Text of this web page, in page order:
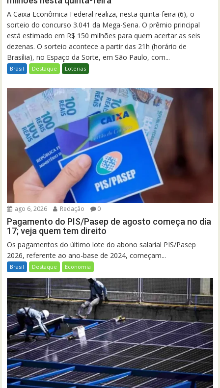
A Caixa Econômica Federal realiza, nesta quinta-feira (6), o
sorteio do concurso 3.041 da Mega-Sena. O prêmio principal
está estimado em R$ 150 milhões para quem acertar as seis
dezenas. O sorteio acontece a partir das 21h (horário de
Brasília), no Espaço da Sorte, em São Paulo, com...
Brasil Destaque Loterias
ago 6, 2026 Redação 0
Pagamento do PIS/Pasep de agosto começa no dia
17; veja quem tem direito
Os pagamentos do último lote do abono salarial PIS/Pasep
2026, referente ao ano-base de 2024, começam...
Brasil Destaque Economia